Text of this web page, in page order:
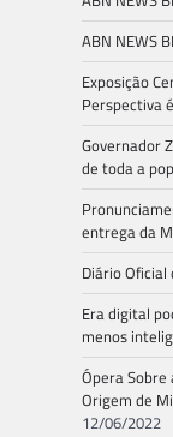
ABN NEWS
Exposição
Perspectiva
Governador
de toda a
entrega da
Diário Oficial
Era digital
menos
Ópera
Origem de
12/06/2022